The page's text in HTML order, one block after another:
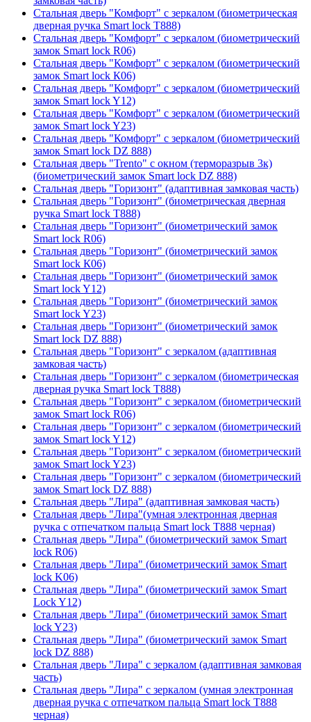
Стальная дверь "Комфорт" с зеркалом (биометрическая
дверная ручка Smart lock T888)
Стальная дверь "Комфорт" с зеркалом (биометрический
замок Smart lock R06)
Стальная дверь "Комфорт" с зеркалом (биометрический
замок Smart lock К06)
Стальная дверь "Комфорт" с зеркалом (биометрический
замок Smart lock Y12)
Стальная дверь "Комфорт" с зеркалом (биометрический
замок Smart lock Y23)
Стальная дверь "Комфорт" с зеркалом (биометрический
замок Smart lock DZ 888)
Стальная дверь "Trento" с окном (терморазрыв 3к)
(биометрический замок Smart lock DZ 888)
Стальная дверь "Горизонт" (адаптивная замковая часть)
Стальная дверь "Горизонт" (биометрическая дверная
ручка Smart lock T888)
Стальная дверь "Горизонт" (биометрический замок
Smart lock R06)
Стальная дверь "Горизонт" (биометрический замок
Smart lock К06)
Стальная дверь "Горизонт" (биометрический замок
Smart lock Y12)
Стальная дверь "Горизонт" (биометрический замок
Smart lock Y23)
Стальная дверь "Горизонт" (биометрический замок
Smart lock DZ 888)
Стальная дверь "Горизонт" с зеркалом (адаптивная
замковая часть)
Стальная дверь "Горизонт" с зеркалом (биометрическая
дверная ручка Smart lock T888)
Стальная дверь "Горизонт" с зеркалом (биометрический
замок Smart lock R06)
Стальная дверь "Горизонт" с зеркалом (биометрический
замок Smart lock Y12)
Стальная дверь "Горизонт" с зеркалом (биометрический
замок Smart lock Y23)
Стальная дверь "Горизонт" с зеркалом (биометрический
замок Smart lock DZ 888)
Стальная дверь "Лира" (адаптивная замковая часть)
Стальная дверь "Лира"(умная электронная дверная
ручка с отпечатком пальца Smart lock T888 черная)
Стальная дверь "Лира" (биометрический замок Smart
lock R06)
Стальная дверь "Лира" (биометрический замок Smart
lock K06)
Стальная дверь "Лира" (биометрический замок Smart
Lock Y12)
Стальная дверь "Лира" (биометрический замок Smart
lock Y23)
Стальная дверь "Лира" (биометрический замок Smart
lock DZ 888)
Стальная дверь "Лира" с зеркалом (адаптивная замковая
часть)
Стальная дверь "Лира" с зеркалом (умная электронная
дверная ручка с отпечатком пальца Smart lock T888
черная)